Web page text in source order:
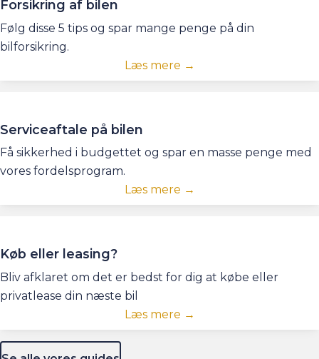
Forsikring af bilen
Følg disse 5 tips og spar mange penge på din
bilforsikring.
Læs mere →
Serviceaftale på bilen
Få sikkerhed i budgettet og spar en masse penge med
vores fordelsprogram.
Læs mere →
Køb eller leasing?
Bliv afklaret om det er bedst for dig at købe eller
privatlease din næste bil
Læs mere →